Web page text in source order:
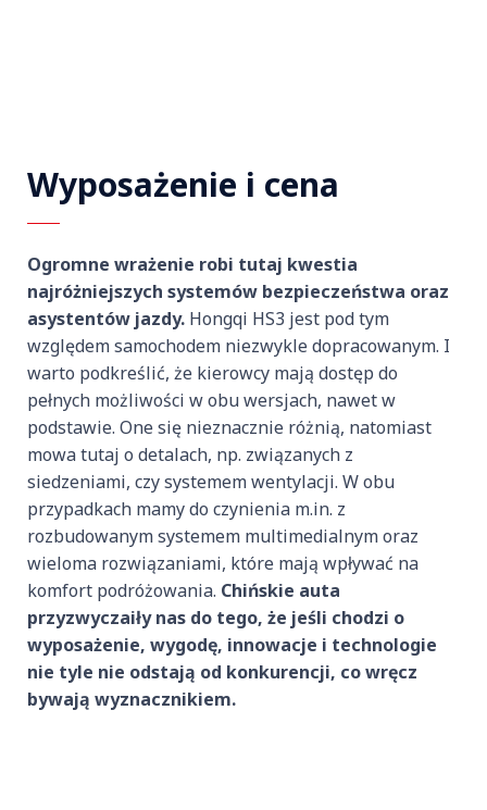
Wyposażenie i cena
Ogromne wrażenie robi tutaj kwestia
najróżniejszych systemów bezpieczeństwa oraz
asystentów jazdy. Hongqi HS3 jest pod tym
względem samochodem niezwykle dopracowanym. I
warto podkreślić, że kierowcy mają dostęp do
pełnych możliwości w obu wersjach, nawet w
podstawie. One się nieznacznie różnią, natomiast
mowa tutaj o detalach, np. związanych z
siedzeniami, czy systemem wentylacji. W obu
przypadkach mamy do czynienia m.in. z
rozbudowanym systemem multimedialnym oraz
wieloma rozwiązaniami, które mają wpływać na
komfort podróżowania. Chińskie auta
przyzwyczaiły nas do tego, że jeśli chodzi o
wyposażenie, wygodę, innowacje i technologie
nie tyle nie odstają od konkurencji, co wręcz
bywają wyznacznikiem.